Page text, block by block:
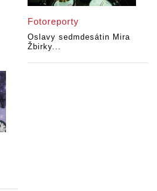
Fotoreporty
Oslavy sedmdesátin Mira
Žbirky...